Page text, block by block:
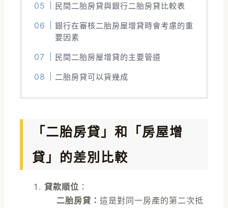
民間二胎房貸與銀行二胎房貸比較表
銀行在審核二胎房屋增貸時會考慮的重
要因素
民間二胎房屋增貸的主要管道
二胎房貸可以貨幾成
「二胎房貸」和「房屋增
貸」的差別比較
貸款順位 ：
二胎房貸： 這是對同一房產的第二次抵